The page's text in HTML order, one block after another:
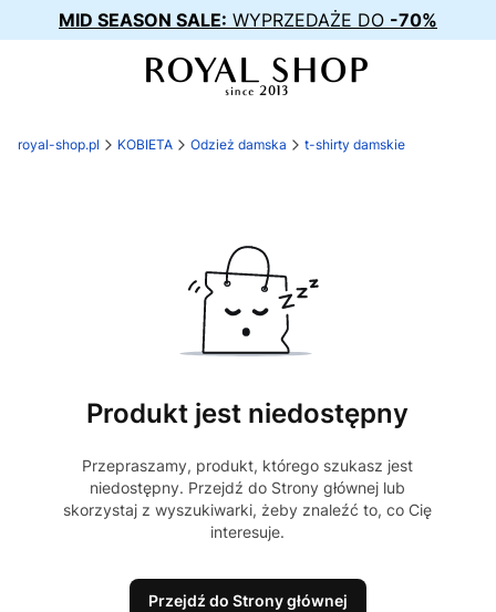
MID SEASON SALE: WYPRZEDAŻE DO -70%
royal-shop.pl KOBIETA Odzież damska t-shirty damskie
Produkt jest niedostępny
Przepraszamy, produkt, którego szukasz jest
niedostępny. Przejdź do Strony głównej lub
skorzystaj z wyszukiwarki, żeby znaleźć to, co Cię
interesuje.
Przejdź do Strony głównej